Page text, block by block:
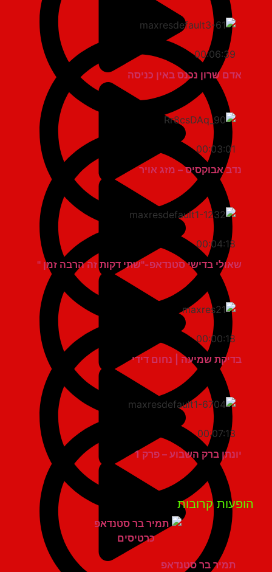
00:06:39
אדם שרון נכנס באין כניסה
00:03:01
נדב אבוקסיס – מזג אויר
00:04:18
שאולי בדישי סטנדאפ-"שתי דקות זה הרבה זמן "
00:00:18
בדיקת שמיעה | נחום דידי
00:07:13
יונתן ברק השבוע – פרק 1
קרובות
תמיר בר סטנדאפ